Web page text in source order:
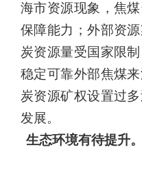
海市资源现象，焦
保障能力；外部资
炭资源量受国家限
稳定可靠外部焦煤
炭资源矿权设置过
发展。
生态环境有待提升。